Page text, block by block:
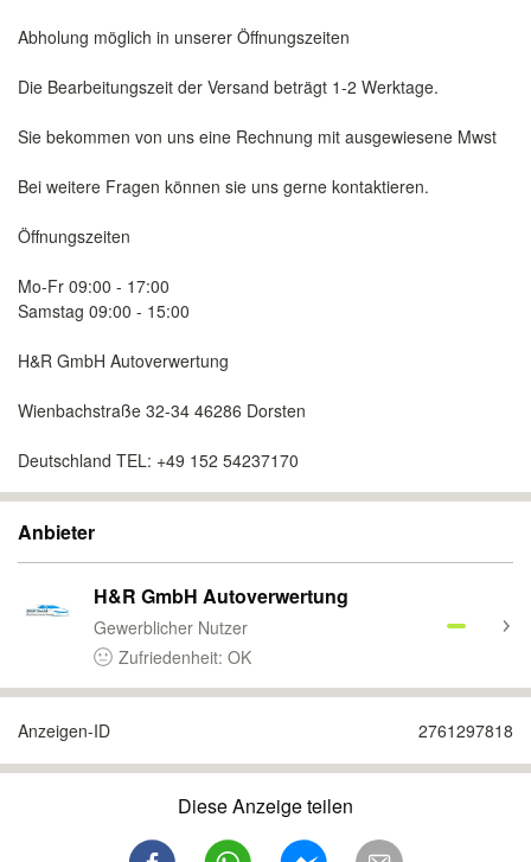
Abholung möglich in unserer Öffnungszeiten
Die Bearbeitungszeit der Versand beträgt 1-2 Werktage.
Sie bekommen von uns eine Rechnung mit ausgewiesene Mwst
Bei weitere Fragen können sie uns gerne kontaktieren.
Öffnungszeiten
Mo-Fr 09:00 - 17:00
Samstag 09:00 - 15:00
H&R GmbH Autoverwertung
Wienbachstraße 32-34 46286 Dorsten
Deutschland TEL: +49 152 54237170
Anbieter
H&R GmbH Autoverwertung
Gewerblicher Nutzer
Zufriedenheit: OK
Anzeigen-ID 2761297818
Diese Anzeige teilen